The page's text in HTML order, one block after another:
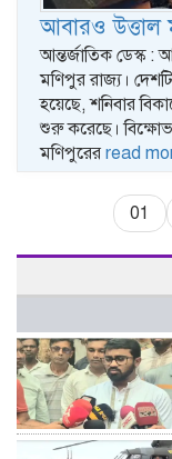
আবারও উত্তাল
আন্তর্জাতিক ডেস্ক :
মণিপুর রাজ্য।
হয়েছে, শনিবার
শুরু করেছে।
মণিপুরের read
01